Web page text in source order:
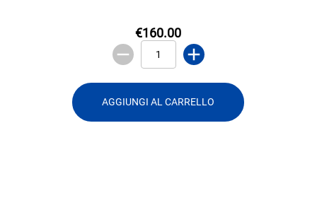
€160.00
AGGIUNGI AL CARRELLO